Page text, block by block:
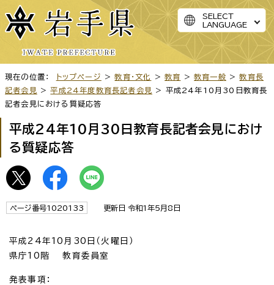
SELECT
LANGUAGE
現在の位置： トップページ >教育・文化 >教育 >教育一般 >教育長
記者会見
>平成24年度教育長記者会見
> 平成24年10月30日教育長
記者会見における質疑応答
平成24年10月30日教育長記者会見におけ
る質疑応答
ページ番号1020133 更新日 令和1年5月8日
平成24年10月30日（火曜日）
県庁10階 教育委員室
発表事項：